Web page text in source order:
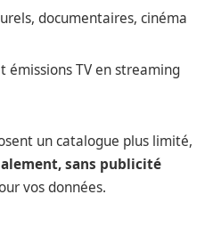
documentaires, cinéma
émissions TV en streaming
un catalogue plus limité,
sans publicité
vos données.